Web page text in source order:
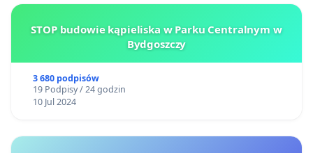
STOP budowie kąpieliska w Parku Centralnym w
Bydgoszczy
3 680 podpisów
19 Podpisy / 24 godzin
10 Jul 2024